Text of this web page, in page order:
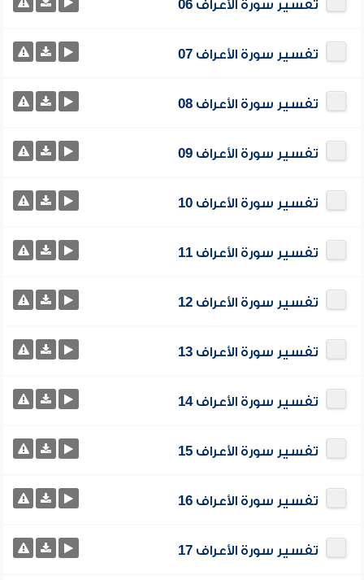
تفسير سورة الأعراف 06
تفسير سورة الأعراف 07
تفسير سورة الأعراف 08
تفسير سورة الأعراف 09
تفسير سورة الأعراف 10
تفسير سورة الأعراف 11
تفسير سورة الأعراف 12
تفسير سورة الأعراف 13
تفسير سورة الأعراف 14
تفسير سورة الأعراف 15
تفسير سورة الأعراف 16
تفسير سورة الأعراف 17